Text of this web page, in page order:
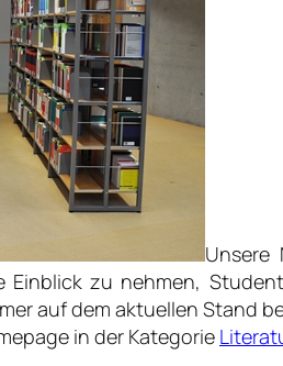
Unsere
Einblick zu nehmen,
auf dem aktuellen Stand
in der Kategorie